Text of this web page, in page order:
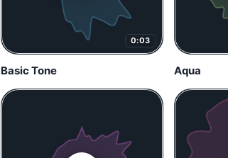
0:03
Basic Tone Aqua